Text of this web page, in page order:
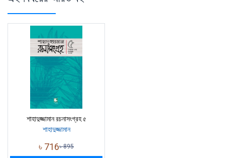
শাহাদুজ্জামান রচনাসংগ্রহ ৫
শাহাদুজ্জামান
৳ 716৳895